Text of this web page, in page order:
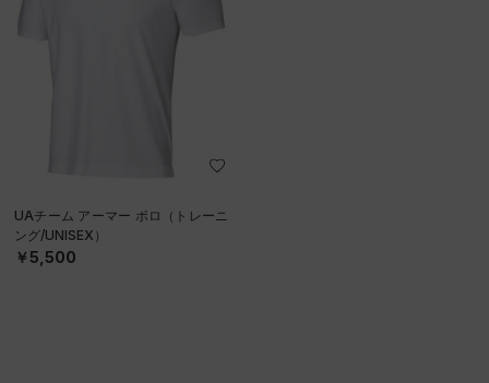
UAチーム アーマー ポロ（トレーニ
ング/UNISEX）
￥5,500